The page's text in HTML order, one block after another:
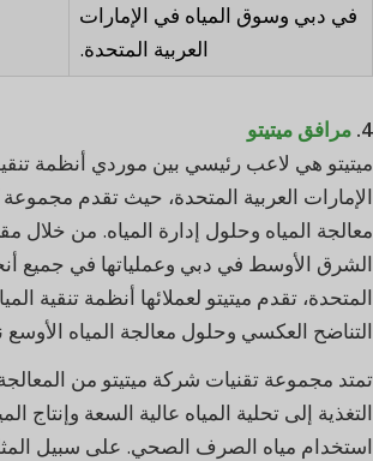
في دبي وسوق المياه في الإمارات
العربية المتحدة.
4. مرافق ميتيتو
ميتيتو هي لاعب رئيسي بين موردي أنظمة
الإمارات العربية المتحدة، حيث تقدم
معالجة المياه وحلول إدارة المياه. من خلال
الشرق الأوسط في دبي وعملياتها في جميع
المتحدة، تقدم ميتيتو لعملائها أنظمة تنقية
التناضح العكسي وحلول معالجة المياه الأوسع
تمتد مجموعة تقنيات شركة ميتيتو من
التغذية إلى تحلية المياه عالية السعة وإنتاج
استخدام مياه الصرف الصحي. على سبيل